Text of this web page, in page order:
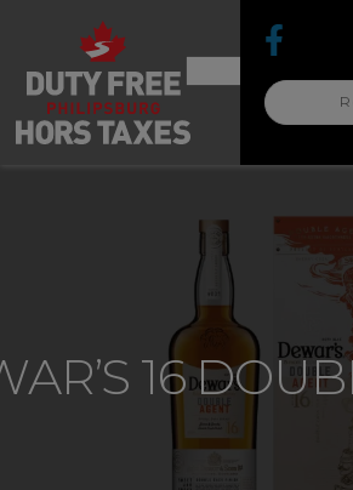
pour :
pour :
16